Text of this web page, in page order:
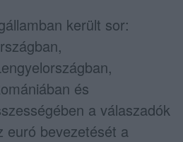
került sor:
és
a válaszadók
euró bevezetését a